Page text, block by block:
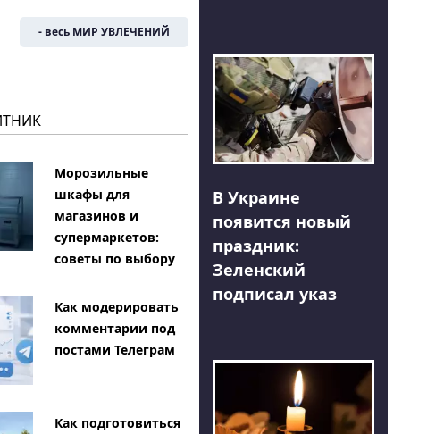
- весь МИР УВЛЕЧЕНИЙ
Морозильные
шкафы для
магазинов и
супермаркетов:
советы по выбору
Как модерировать
комментарии под
постами Телеграм
Как подготовиться
В Украине
появится новый
праздник:
Зеленский
подписал указ